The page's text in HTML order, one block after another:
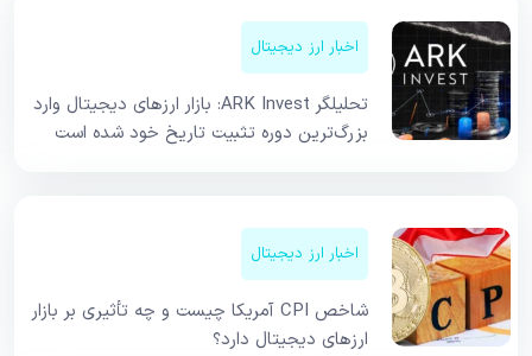
اخبار ارز دیجیتال
تحلیلگر ARK Invest: بازار ارزهای دیجیتال وارد
بزرگ‌ترین دوره تثبیت تاریخ خود شده است
اخبار ارز دیجیتال
شاخص CPI آمریکا چیست و چه تأثیری بر بازار
ارزهای دیجیتال دارد؟